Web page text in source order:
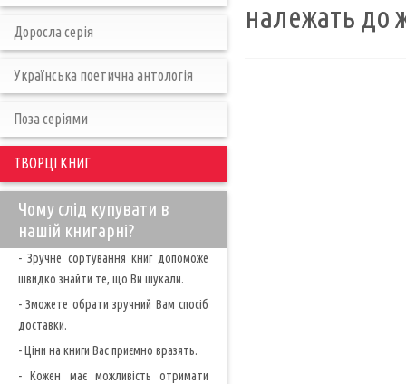
належать до
Доросла серія
Українська поетична антологія
Поза серіями
ТВОРЦІ КНИГ
Чому слід купувати в
нашій книгарні?
- Зручне сортування книг допоможе
швидко знайти те, що Ви шукали.
- Зможете обрати зручний Вам спосіб
доставки.
- Ціни на книги Вас приємно вразять.
- Кожен має можливість отримати